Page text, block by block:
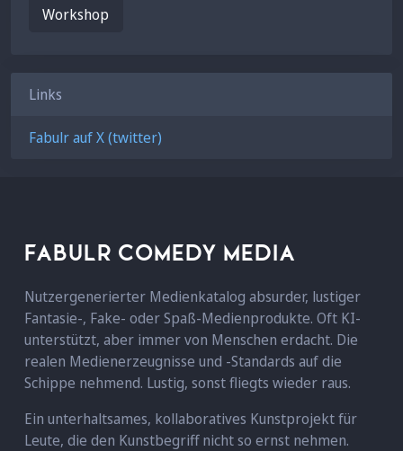
Workshop
Links
Fabulr auf X (twitter)
FABULR COMEDY MEDIA
Nutzergenerierter Medienkatalog absurder, lustiger
Fantasie-, Fake- oder Spaß-Medienprodukte. Oft KI-
unterstützt, aber immer von Menschen erdacht. Die
realen Medienerzeugnisse und -Standards auf die
Schippe nehmend. Lustig, sonst fliegts wieder raus.
Ein unterhaltsames, kollaboratives Kunstprojekt für
Leute, die den Kunstbegriff nicht so ernst nehmen.